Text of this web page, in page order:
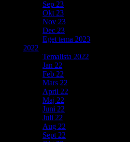
Sep 23
Okt 23
Nov 23
Dec 23
Eget tema 2023
2022
Temalista 2022
Jan 22
Feb 22
Mars 22
April 22
Maj 22
Juni 22
Juli 22
Aug 22
Sept 22